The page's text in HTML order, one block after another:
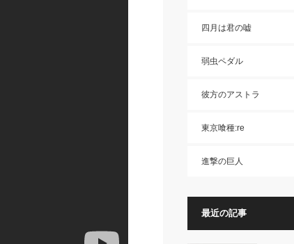
四月は君の嘘
弱虫ペダル
彼方のアストラ
東京喰種:re
進撃の巨人
最近の記事